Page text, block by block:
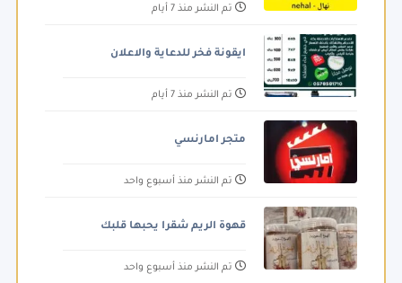
تم النشر منذ 7 أيام
ايقونة فخر للدعاية والاعلان
تم النشر منذ 7 أيام
متجر امارنسي
تم النشر منذ أسبوع واحد
قهوة الريم شقرا يحبها قلبك
تم النشر منذ أسبوع واحد